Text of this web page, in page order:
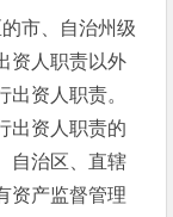
市、自治州级
资人职责以外
资人职责。
出资人职责的
自治区、直辖
资产监督管理